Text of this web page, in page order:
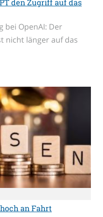
bei OpenAI: Der
nicht länger auf das
an Fahrt